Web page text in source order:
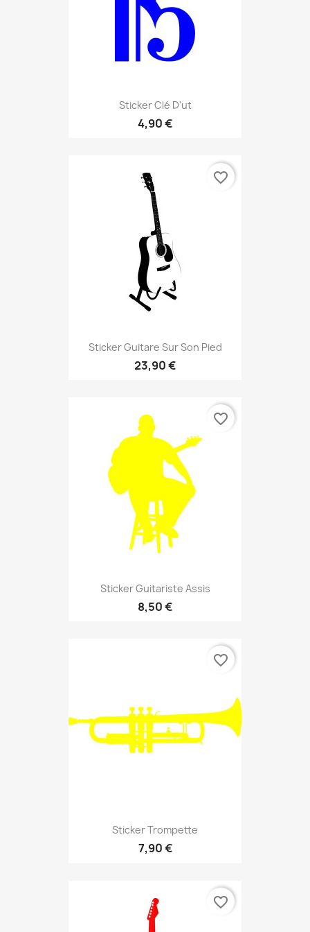
Sticker Clé D'ut
4,90 €
Sticker Guitare Sur Son Pied
23,90 €
favorite_border
Sticker Guitariste Assis
8,50 €
favorite_border
Sticker Trompette
7,90 €
favorite_border
favorite_border